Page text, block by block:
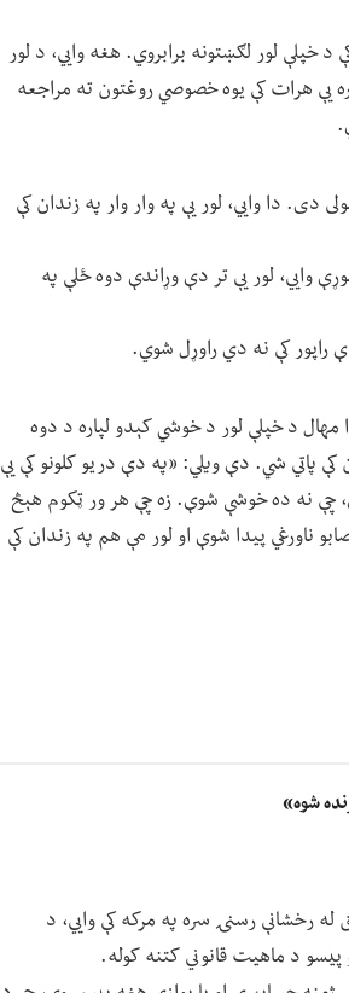
خپلې لور لګښتونه برابروي. هغه وايي، د لور
یې هرات کې یوه خصوصي روغتون ته مراجعه
دا وايي، لور یې په وار وار په زندان کې
وايي، لور یې تر دې وړاندې دوه ځلې په
راپور کې نه دي راوړل شوي.
مهال د خپلې لور د خوشي کېدو لپاره د دوه
کې پاتي شي. دې ویلي: «په دې دریو کلونو کې یې
چې نه ده خوشې شوې. زه چې هر ور ټکوم هېڅ
ناورغي پیدا شوې او لور مې هم په زندان کې
شوه»
له رخشانې رسنۍ سره په مرکه کې وايي، د
د ماهیت قانوني کتنه کوله.